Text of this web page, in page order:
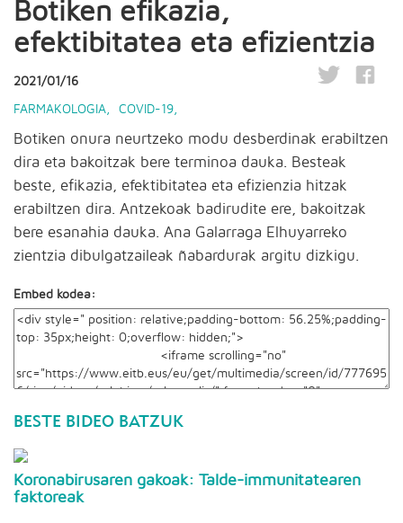
Botiken efikazia,
efektibitatea eta efizientzia
2021/01/16
FARMAKOLOGIA COVID-19
Botiken onura neurtzeko modu desberdinak erabiltzen
dira eta bakoitzak bere terminoa dauka. Besteak
beste, efikazia, efektibitatea eta efizienzia hitzak
erabiltzen dira. Antzekoak badirudite ere, bakoitzak
bere esanahia dauka. Ana Galarraga Elhuyarreko
zientzia dibulgatzaileak ñabardurak argitu dizkigu.
Embed kodea:
BESTE BIDEO BATZUK
Koronabirusaren gakoak: Talde-immunitatearen
faktoreak